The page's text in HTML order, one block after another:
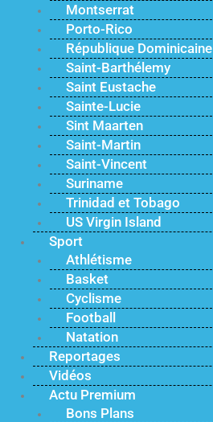
Montserrat
Porto-Rico
République Dominicaine
Saint-Barthélemy
Saint Eustache
Sainte-Lucie
Sint Maarten
Saint-Martin
Saint-Vincent
Suriname
Trinidad et Tobago
US Virgin Island
Sport
Athlétisme
Basket
Cyclisme
Football
Natation
Reportages
Vidéos
Actu Premium
Bons Plans